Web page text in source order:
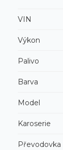
VIN
Výkon
Palivo
Barva
Model
Karoserie
Převodovka